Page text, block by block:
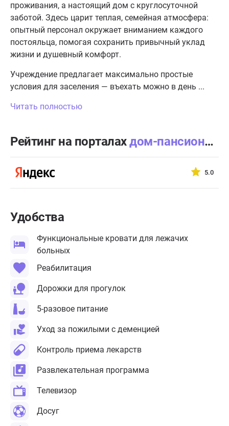
проживания, а настоящий дом с круглосуточной
заботой. Здесь царит теплая, семейная атмосфера:
опытный персонал окружает вниманием каждого
постояльца, помогая сохранить привычный уклад
жизни и душевный комфорт.
Учреждение предлагает максимально простые
условия для заселения — въехать можно в день ...
Читать полностью
Рейтинг на порталахдом-пансионат «Байкал»
5.0
Удобства
Функциональные кровати для лежачих
больных
Реабилитация
Дорожки для прогулок
5-разовое питание
Уход за пожилыми с деменцией
Контроль приема лекарств
Развлекательная программа
Телевизор
Досуг